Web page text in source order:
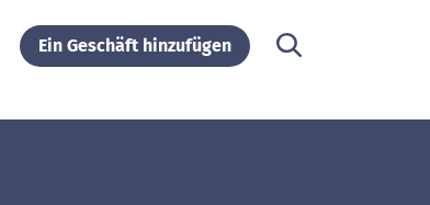
Ein Geschäft hinzufügen